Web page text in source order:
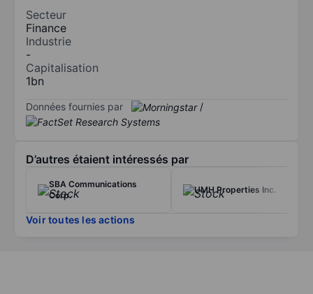
Secteur
Finance
Industrie
-
Capitalisation
1bn
Données fournies par /
D’autres étaient intéressés par
SBA Communications
Corp.
UMH Properties Inc.
Voir toutes les actions